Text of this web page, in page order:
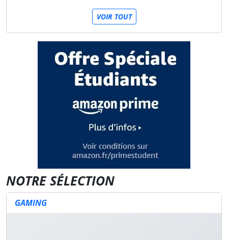
VOIR TOUT
NOTRE SÉLECTION
GAMING